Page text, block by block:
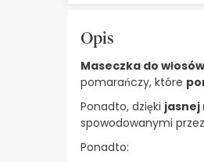
Opis
Maseczka do
pomarańczy, które
Ponadto, dzięki jasnej
spowodowanymi
Ponadto: